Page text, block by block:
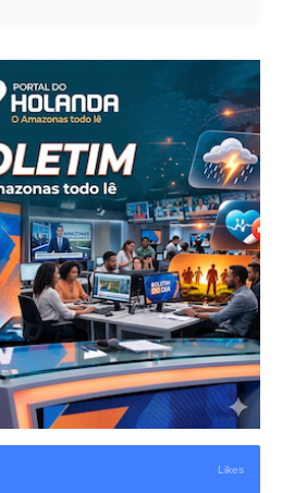
Likes